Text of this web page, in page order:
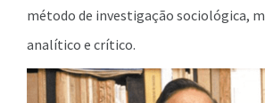
método de investigação sociológica,
analítico e crítico.